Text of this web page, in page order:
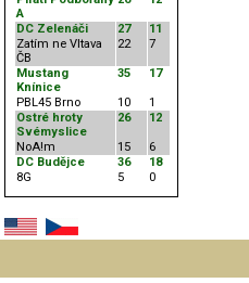
A
DC Zelenáči 27
11
Zatím ne Vltava
ČB
22 7
Mustang
Knínice
35 17
PBL45 Brno 10
1
Ostré hroty
Svémyslice
26 12
NoA!m 15
6
DC Budějce
36
18
8G
5 0